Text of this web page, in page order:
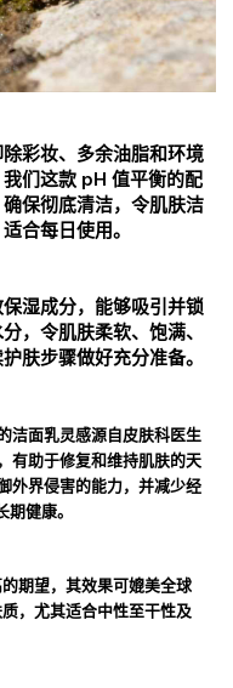
彩妆、多余油脂和环境
们这款 pH 值平衡的配
保彻底清洁，令肌肤洁
合每日使用。
湿成分，能够吸引并锁
，令肌肤柔软、饱满、
肤步骤做好充分准备。
洁面乳灵感源自皮肤科医生
有助于修复和维持肌肤的天
外界侵害的能力，并减少经
健康。
期望，其效果可媲美全球
，尤其适合中性至干性及